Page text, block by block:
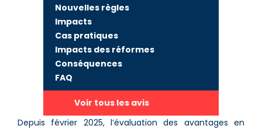
Nouvelles règles
Impacts
Cas pratiques
Impacts des réformes
Conséquences
FAQ
Voir tous les avis
Depuis février 2025, l’évaluation des avantages en